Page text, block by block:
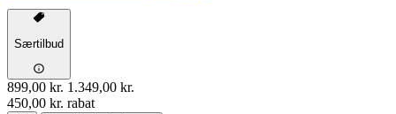
Særtilbud
899,00 kr. 1.349,00 kr.
450,00 kr. rabat